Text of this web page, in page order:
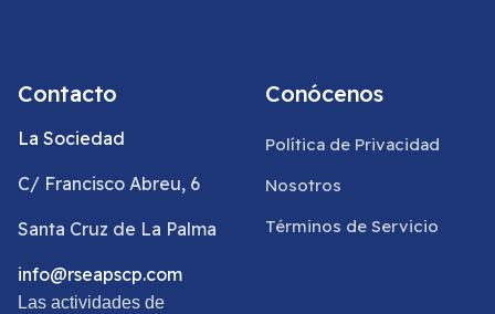
Contacto
La Sociedad
C/ Francisco Abreu, 6
Santa Cruz de La Palma
info@rseapscp.com
Conócenos
Política de Privacidad
Nosotros
Términos de Servicio
Las actividades de